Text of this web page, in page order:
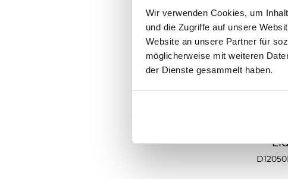
Wir verwenden Cookies, um
und die Zugriffe auf unsere
Website an unsere Partner für
möglicherweise mit weiteren
der Dienste gesammelt haben.